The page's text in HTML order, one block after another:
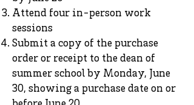
Attend four in-person work
sessions
Submit a copy of the purchase
order or receipt to the dean of
summer school by Monday, June
30, showing a purchase date on or